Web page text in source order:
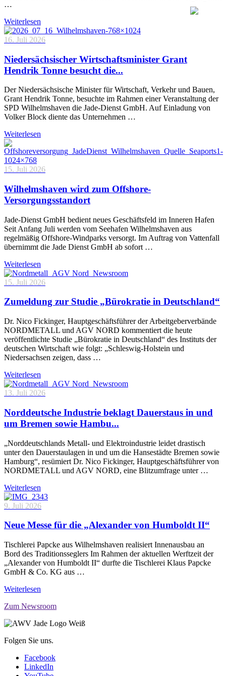
…
Weiterlesen
16. Juli 2026
Niedersächsischer Wirtschaftsminister Grant
Hendrik Tonne besucht die...
Der Niedersächsische Minister für Wirtschaft, Verkehr und Bauen,
Grant Hendrik Tonne, besuchte im Rahmen einer Veranstaltung der
SPD Wilhelmshaven die Jade-Dienst GmbH. Auf Einladung von
Volker Block diente das Unternehmen …
Weiterlesen
15. Juli 2026
Wilhelmshaven wird zum Offshore-
Versorgungsstandort
Jade-Dienst GmbH bedient neues Geschäftsfeld im Inneren Hafen
Seit Anfang Juli werden vom Seehafen Wilhelmshaven aus
regelmäßig Offshore-Windparks versorgt. Im Auftrag von Vattenfall
übernimmt die Jade Dienst GmbH ab sofort …
Weiterlesen
15. Juli 2026
Zumeldung zur Studie „Bürokratie in Deutschland“
Dr. Nico Fickinger, Hauptgeschäftsführer der Arbeitgeberverbände
NORDMETALL und AGV NORD kommentiert die heute
veröffentlichte Studie „Bürokratie in Deutschland“ des Instituts der
deutschen Wirtschaft wie folgt: „Schleswig-Holstein und
Niedersachsen zeigen, dass …
Weiterlesen
13. Juli 2026
Norddeutsche Industrie beklagt Dauerstaus in und
um Bremen sowie Hambu...
„Norddeutschlands Metall- und Elektroindustrie leidet drastisch
unter den Dauerstaulagen in und um die Hansestädte Bremen sowie
Hamburg“, resümiert Dr. Nico Fickinger, Hauptgeschäftsführer von
NORDMETALL und AGV NORD, eine Blitzumfrage unter …
Weiterlesen
9. Juli 2026
Neue Messe für die „Alexander von Humboldt II“
Tischlerei Papcke aus Wilhelmshaven realisiert Innenausbau an
Bord des Traditionsseglers Im Rahmen der aktuellen Werftzeit der
„Alexander von Humboldt II“ durfte die Tischlerei Klaus Papcke
GmbH & Co. KG aus …
Weiterlesen
Zum Newsroom
Folgen Sie uns.
Facebook
LinkedIn